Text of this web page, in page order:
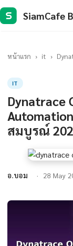
S SiamCafe
หน้าแรก › it ›
IT
Dynatrace
สมบูรณ์
อ.บอม 28 May